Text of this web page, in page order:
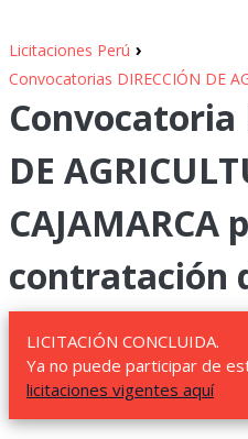
Licitaciones Perú ›
Convocatorias DIRECCIÓN DE
Convocatoria
DE
CAJAMARCA
contratación
LICITACIÓN CONCLUIDA.
Ya no puede participar de
licitaciones vigentes aquí